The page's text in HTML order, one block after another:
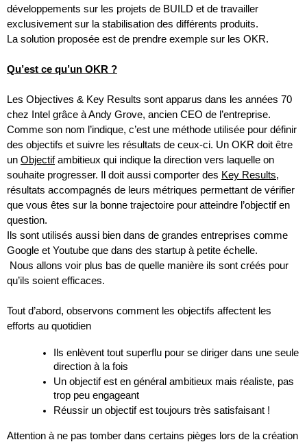
développements sur les projets de BUILD et de travailler
exclusivement sur la stabilisation des différents produits.
La solution proposée est de prendre exemple sur les OKR.
Qu’est ce qu’un OKR ?
Les Objectives & Key Results sont apparus dans les années 70
chez Intel grâce à Andy Grove, ancien CEO de l’entreprise.
Comme son nom l’indique, c’est une méthode utilisée pour définir
des objectifs et suivre les résultats de ceux-ci. Un OKR doit être
un Objectif ambitieux qui indique la direction vers laquelle on
souhaite progresser. Il doit aussi comporter des Key Results,
résultats accompagnés de leurs métriques permettant de vérifier
que vous êtes sur la bonne trajectoire pour atteindre l’objectif en
question.
Ils sont utilisés aussi bien dans de grandes entreprises comme
Google et Youtube que dans des startup à petite échelle.
Nous allons voir plus bas de quelle manière ils sont créés pour
qu’ils soient efficaces.
Tout d’abord, observons comment les objectifs affectent les
efforts au quotidien
Ils enlèvent tout superflu pour se diriger dans une seule
direction à la fois
Un objectif est en général ambitieux mais réaliste, pas
trop peu engageant
Réussir un objectif est toujours très satisfaisant !
Attention à ne pas tomber dans certains pièges lors de la création